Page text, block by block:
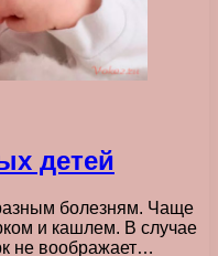
детей
болезням. Чаще
и кашлем. В случае
не воображает…